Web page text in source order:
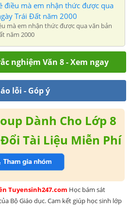
điều mà em nhận thức được qua
Trái Đất năm 2000
mà em nhận thức được qua văn bản
năm 2000
nghiệm Văn 8 - Xem ngay
lỗi - Góp ý
Dành Cho Lớp 8
Tài Liệu Miễn Phí
Tuyensinh247.com Học bám sát
Bộ Giáo dục. Cam kết giúp học sinh lớp